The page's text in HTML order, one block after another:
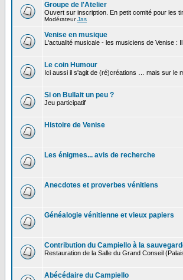
Groupe de l'Atelier
Ouvert sur inscription. En petit comité pour les
ModérateurJas
Venise en musique
L'actualité musicale - les musiciens de Venise :
Le coin Humour
Ici aussi il s'agit de (ré)créations … mais sur le
Si on Bullait un peu ?
Jeu participatif
Histoire de Venise
Les énigmes... avis de recherche
Anecdotes et proverbes vénitiens
Généalogie vénitienne et vieux papiers
Contribution du Campiello à la
Restauration de la Salle du Grand Conseil
Abécédaire du Campiello